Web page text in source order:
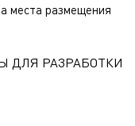
места размещения
ДЛЯ РАЗРАБОТКИ